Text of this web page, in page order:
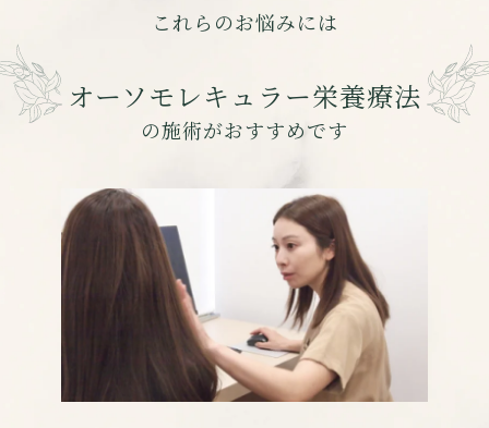
これらのお悩みには
オーソモレキュラー栄養療法
の施術がおすすめです